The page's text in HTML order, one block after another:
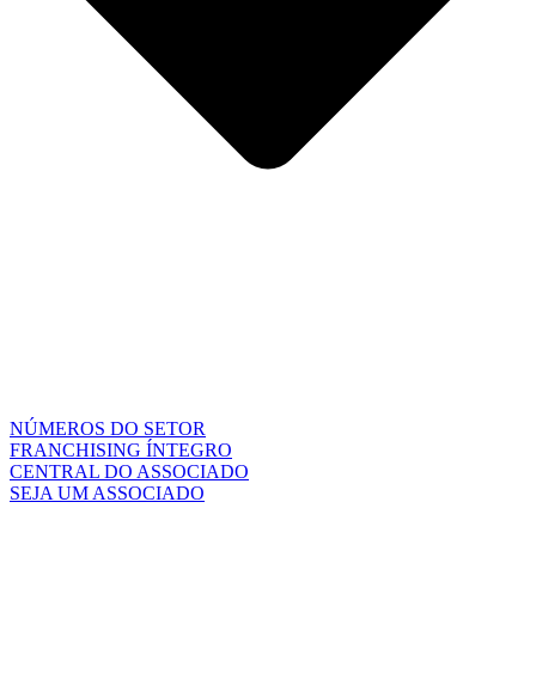
NÚMEROS DO SETOR
FRANCHISING ÍNTEGRO
CENTRAL DO ASSOCIADO
SEJA UM ASSOCIADO